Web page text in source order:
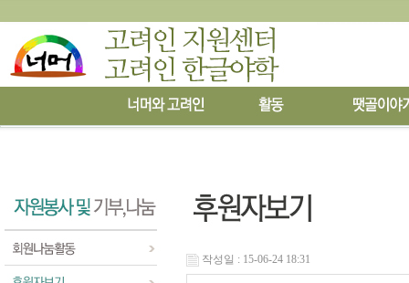
작성일 : 15-06-24 18:31